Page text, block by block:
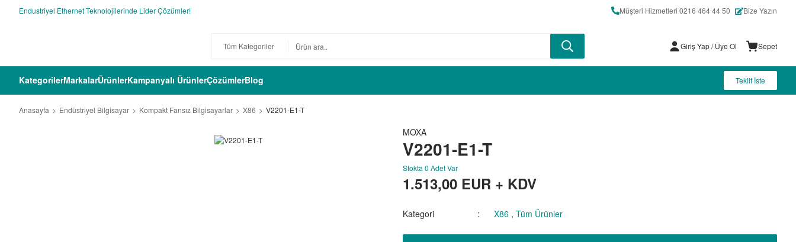
Endustriyel Ethernet Teknolojilerinde Lider Çözümler! Müşteri Hizmetleri 0216 464 44 50 Bize Yazın
Giriş Yap/ Üye Ol Sepet
KategorilerMarkalarÜrünlerKampanyalı ÜrünlerÇözümlerBlog Teklif İste
Anasayfa Endüstriyel Bilgisayar Kompakt Fansız Bilgisayarlar X86 V2201-E1-T
MOXA
V2201-E1-T
Stokta 0 Adet Var
1.513,00 EUR + KDV
Kategori X86 ,Tüm Ürünler